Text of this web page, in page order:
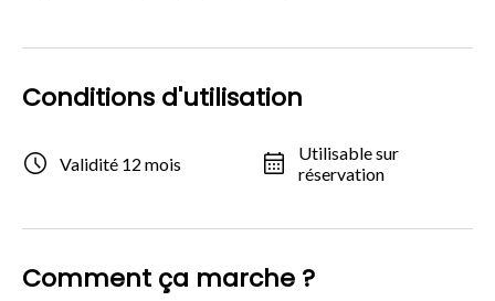
Conditions d'utilisation
Validité 12 mois
Utilisable sur
réservation
Comment ça marche ?